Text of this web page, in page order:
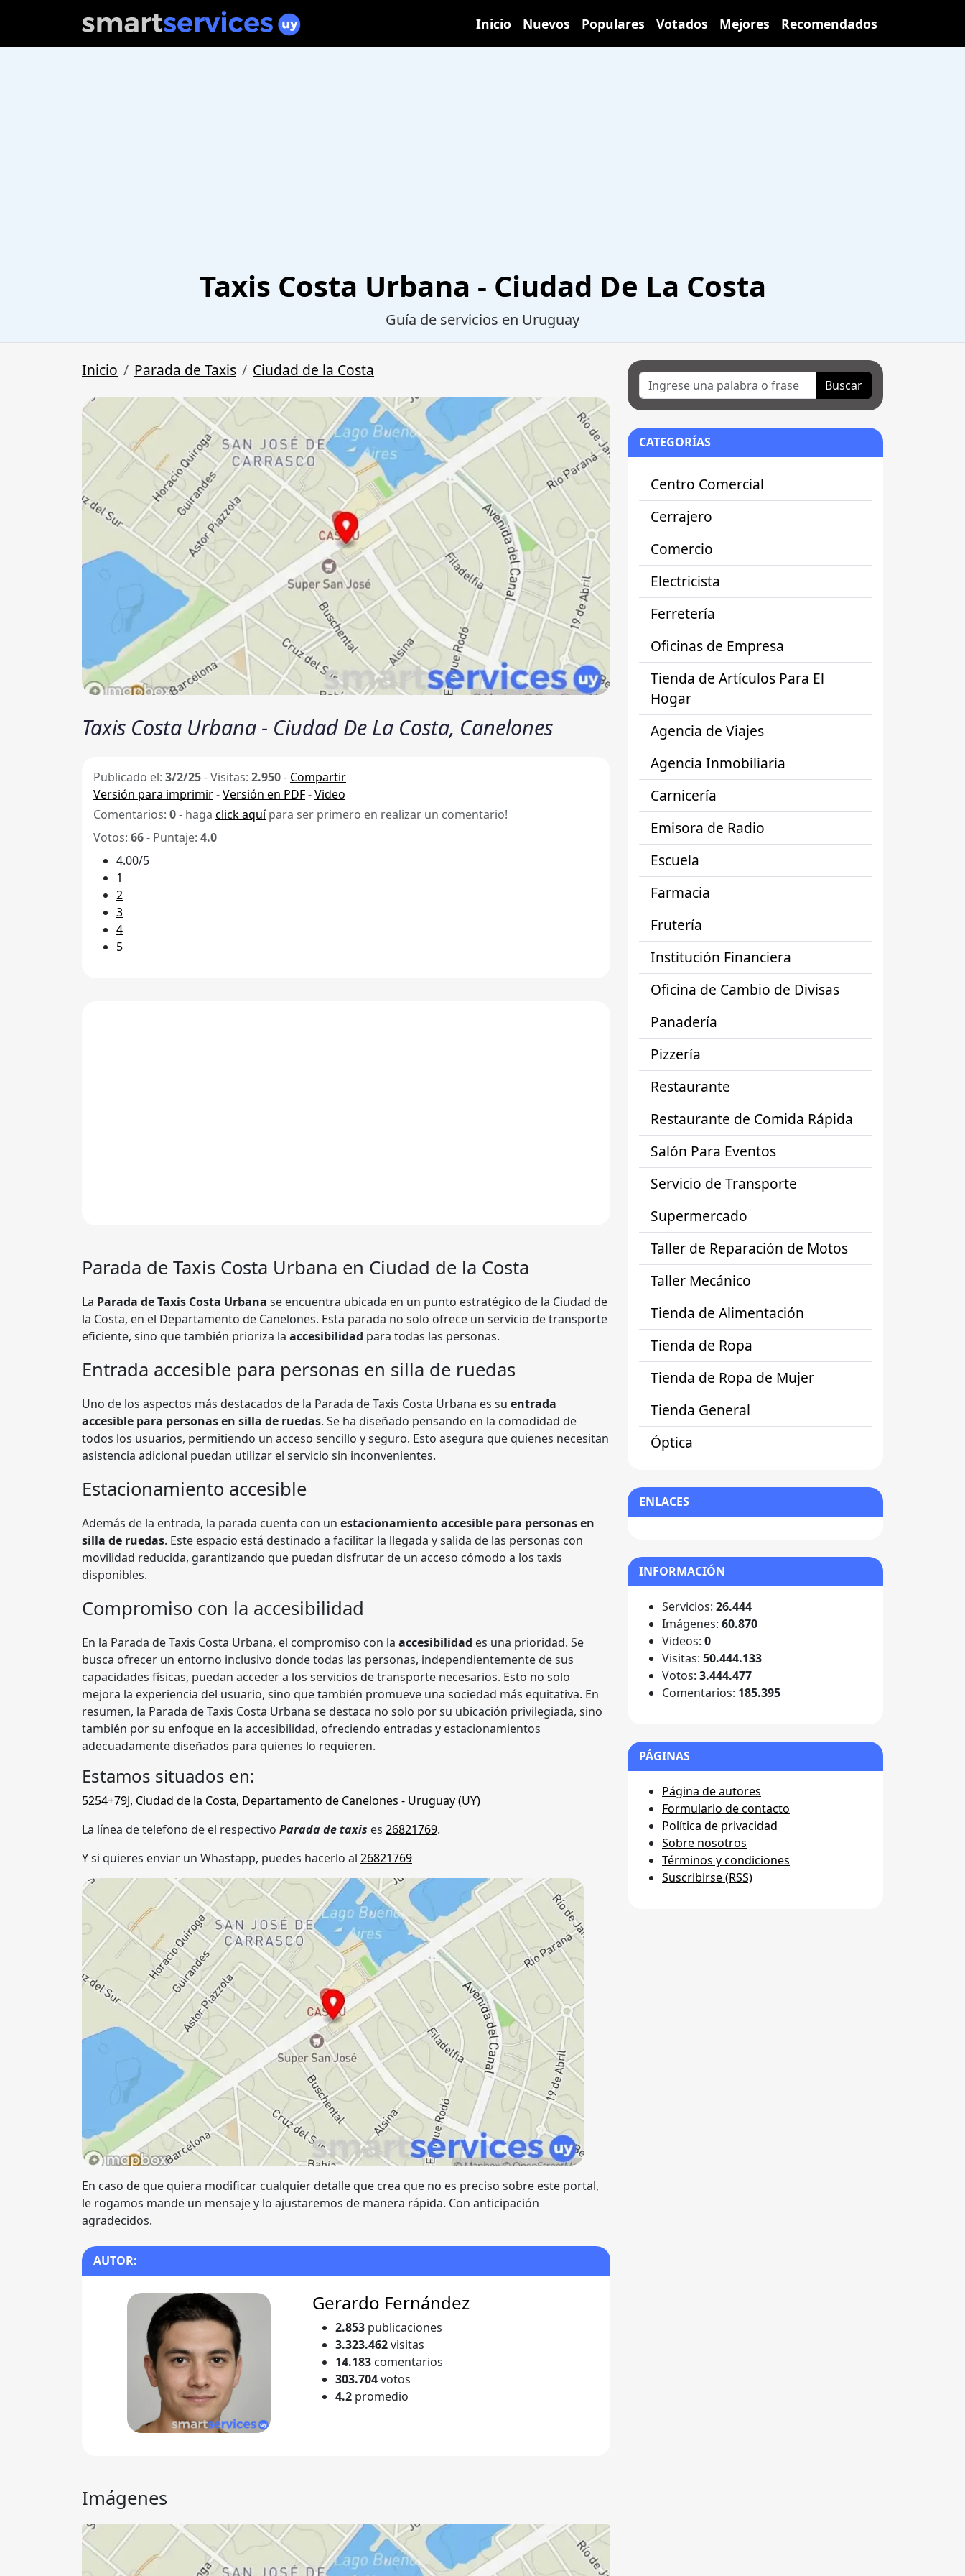
Inicio Nuevos Populares Votados Mejores Recomendados
Taxis Costa Urbana - Ciudad De La Costa
Guía de servicios en Uruguay
Inicio Parada de Taxis Ciudad de la Costa
Taxis Costa Urbana - Ciudad De La Costa, Canelones
Publicado el: 3/2/25-Visitas: 2.950- Compartir
Versión para imprimir-Versión en PDF-Video
Comentarios: 0- haga click aquípara ser primero en realizar un comentario!
Votos: 66- Puntaje: 4.0
4.00/5
1
2
3
4
5
Parada de Taxis Costa Urbana en Ciudad de la Costa
La Parada de Taxis Costa Urbana se encuentra ubicada en un punto estratégico de la Ciudad de
la Costa, en el Departamento de Canelones. Esta parada no solo ofrece un servicio de transporte
eficiente, sino que también prioriza la accesibilidad para todas las personas.
Entrada accesible para personas en silla de ruedas
Uno de los aspectos más destacados de la Parada de Taxis Costa Urbana es su entrada
accesible para personas en silla de ruedas. Se ha diseñado pensando en la comodidad de
todos los usuarios, permitiendo un acceso sencillo y seguro. Esto asegura que quienes necesitan
asistencia adicional puedan utilizar el servicio sin inconvenientes.
Estacionamiento accesible
Además de la entrada, la parada cuenta con un estacionamiento accesible para personas en
silla de ruedas. Este espacio está destinado a facilitar la llegada y salida de las personas con
movilidad reducida, garantizando que puedan disfrutar de un acceso cómodo a los taxis
disponibles.
Compromiso con la accesibilidad
En la Parada de Taxis Costa Urbana, el compromiso con la accesibilidad es una prioridad. Se
busca ofrecer un entorno inclusivo donde todas las personas, independientemente de sus
capacidades físicas, puedan acceder a los servicios de transporte necesarios. Esto no solo
mejora la experiencia del usuario, sino que también promueve una sociedad más equitativa. En
resumen, la Parada de Taxis Costa Urbana se destaca no solo por su ubicación privilegiada, sino
también por su enfoque en la accesibilidad, ofreciendo entradas y estacionamientos
adecuadamente diseñados para quienes lo requieren.
Estamos situados en:
5254+79J, Ciudad de la Costa, Departamento de Canelones - Uruguay (UY)
La línea de telefono de el respectivo Parada de taxis es 26821769.
Y si quieres enviar un Whastapp, puedes hacerlo al 26821769
En caso de que quiera modificar cualquier detalle que crea que no es preciso sobre este portal,
le rogamos mande un mensaje y lo ajustaremos de manera rápida. Con anticipación
agradecidos.
AUTOR:
Gerardo Fernández
2.853 publicaciones
3.323.462visitas
14.183 comentarios
303.704votos
4.2 promedio
Imágenes
Buscar
CATEGORÍAS
Centro Comercial
Cerrajero
Comercio
Electricista
Ferretería
Oficinas de Empresa
Tienda de Artículos Para El
Hogar
Agencia de Viajes
Agencia Inmobiliaria
Carnicería
Emisora de Radio
Escuela
Farmacia
Frutería
Institución Financiera
Oficina de Cambio de Divisas
Panadería
Pizzería
Restaurante
Restaurante de Comida Rápida
Salón Para Eventos
Servicio de Transporte
Supermercado
Taller de Reparación de Motos
Taller Mecánico
Tienda de Alimentación
Tienda de Ropa
Tienda de Ropa de Mujer
Tienda General
Óptica
ENLACES
INFORMACIÓN
Servicios: 26.444
Imágenes: 60.870
Videos: 0
Visitas: 50.444.133
Votos: 3.444.477
Comentarios: 185.395
PÁGINAS
Página de autores
Formulario de contacto
Política de privacidad
Sobre nosotros
Términos y condiciones
Suscribirse (RSS)